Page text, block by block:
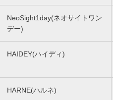
NeoSight1day(ネオサイトワン
デー)
HAIDEY(ハイディ)
HARNE(ハルネ)